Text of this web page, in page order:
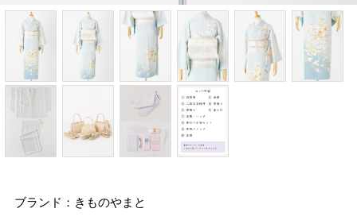
ブランド：きものやまと